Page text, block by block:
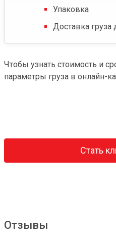
Упаковка
Доставка груза
Чтобы узнать стоимость и
параметры груза в онлайн-
Стать
Отзывы